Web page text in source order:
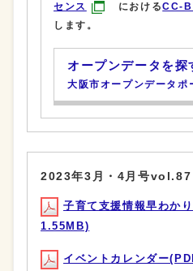
センス
におけるCC-
します。
オープンデータを探
大阪市オープンデータポ
2023年3月・4月号vol.87
子育て支援情報早わか
1.55MB)
イベントカレンダー